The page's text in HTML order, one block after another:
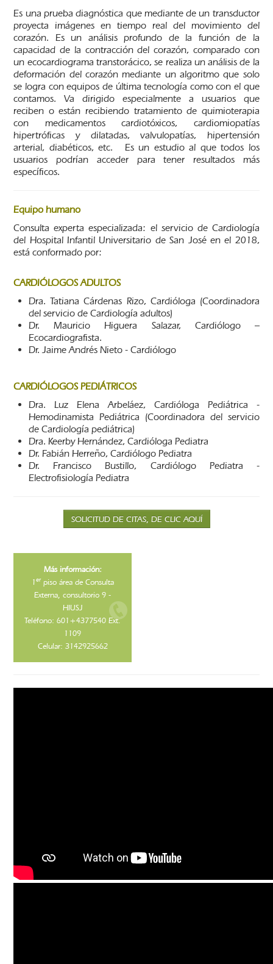
Es una prueba diagnóstica que mediante de un transductor
proyecta imágenes en tiempo real del movimiento del
corazón. Es un análisis profundo de la función de la
capacidad de la contracción del corazón, comparado con
un ecocardiograma transtorácico, se realiza un análisis de la
deformación del corazón mediante un algoritmo que solo
se logra con equipos de última tecnología como con el que
contamos. Va dirigido especialmente a usuarios que
reciben o están recibiendo tratamiento de quimioterapia
con medicamentos cardiotóxicos, cardiomiopatías
hipertróficas y dilatadas, valvulopatías, hipertensión
arterial, diabéticos, etc. Es un estudio al que todos los
usuarios podrían acceder para tener resultados más
específicos.
Equipo humano
Consulta experta especializada: el servicio de Cardiología
del Hospital Infantil Universitario de San José en el 2018,
está conformado por:
CARDIÓLOGOS ADULTOS
Dra. Tatiana Cárdenas Rizo, Cardióloga (Coordinadora
del servicio de Cardiología adultos)
Dr. Mauricio Higuera Salazar, Cardiólogo –
Ecocardiografista.
Dr. Jaime Andrés Nieto - Cardiólogo
CARDIÓLOGOS PEDIÁTRICOS
Dra. Luz Elena Arbeláez, Cardióloga Pediátrica -
Hemodinamista Pediátrica (Coordinadora del servicio
de Cardiología pediátrica)
Dra. Keerby Hernández, Cardióloga Pediatra
Dr. Fabián Herreño, Cardiólogo Pediatra
Dr. Francisco Bustillo, Cardiólogo Pediatra -
Electrofisiología Pediatra
SOLICITUD DE CITAS, DE CLIC AQUÍ
Más información:
1erpiso área de Consulta
Externa, consultorio 9 -
HIUSJ
Teléfono: 601+4377540 Ext.
1109
Celular: 3142925662